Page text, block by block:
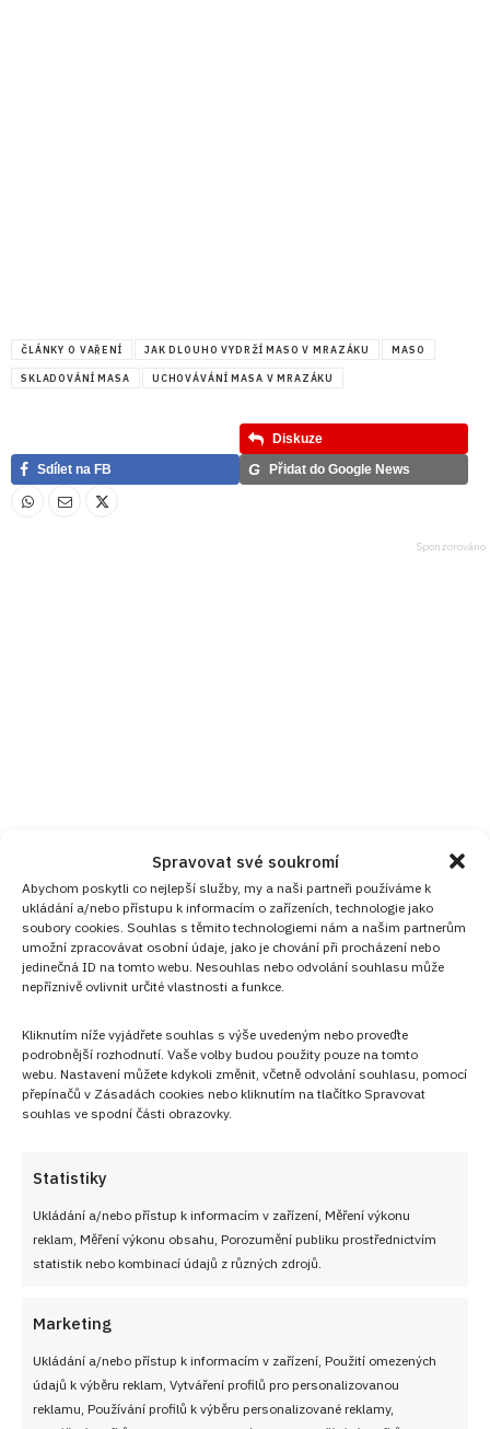
Spravovat své soukromí
Abychom poskytli co nejlepší služby, my a naši partneři používáme k
ukládání a/nebo přístupu k informacím o zařízeních, technologie jako
soubory cookies. Souhlas s těmito technologiemi nám a našim partnerům
umožní zpracovávat osobní údaje, jako je chování při procházení nebo
jedinečná ID na tomto webu. Nesouhlas nebo odvolání souhlasu může
nepříznivě ovlivnit určité vlastnosti a funkce.
Kliknutím níže vyjádřete souhlas s výše uvedeným nebo proveďte
podrobnější rozhodnutí. Vaše volby budou použity pouze na tomto
webu. Nastavení můžete kdykoli změnit, včetně odvolání souhlasu, pomocí
přepínačů v Zásadách cookies nebo kliknutím na tlačítko Spravovat
souhlas ve spodní části obrazovky.
Statistiky
Ukládání a/nebo přístup k informacím v zařízení, Měření výkonu
reklam, Měření výkonu obsahu, Porozumění publiku prostřednictvím
statistik nebo kombinací údajů z různých zdrojů.
Marketing
Ukládání a/nebo přístup k informacím v zařízení, Použití omezených
údajů k výběru reklam, Vytváření profilů pro personalizovanou
reklamu, Používání profilů k výběru personalizované reklamy,
ČLÁNKY O VAŘENÍ JAK DLOUHO VYDRŽÍ MASO V MRAZÁKU MASO
SKLADOVÁNÍ MASA UCHOVÁVÁNÍ MASA V MRAZÁKU
Diskuze
Sdílet na FB
G Přidat do Google News
PŘEDCHOZÍ RECEPT
tmavý guláš: Klíčem je
jste nikdy nezkoušeli